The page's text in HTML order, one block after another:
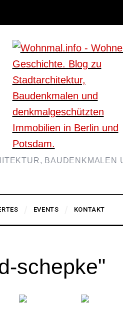
EVENTS KONTAKT
schepke"